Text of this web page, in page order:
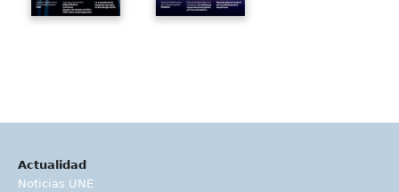
Actualidad
Noticias UNE